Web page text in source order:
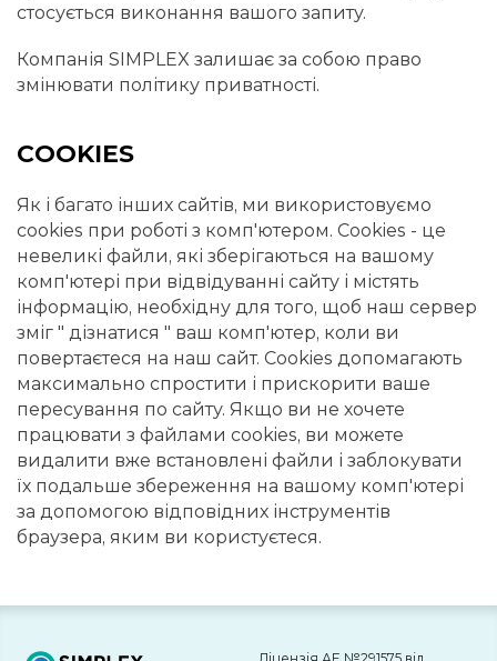
стосується виконання вашого запиту.
Компанія SIMPLEX залишає за собою право
змінювати політику приватності.
COOKIES
Як і багато інших сайтів, ми використовуємо
cookies при роботі з комп'ютером. Сookies - це
невеликі файли, які зберігаються на вашому
комп'ютері при відвідуванні сайту і містять
інформацію, необхідну для того, щоб наш сервер
зміг " дізнатися " ваш комп'ютер, коли ви
повертаєтеся на наш сайт. Сookies допомагають
максимально спростити і прискорити ваше
пересування по сайту. Якщо ви не хочете
працювати з файлами сookies, ви можете
видалити вже встановлені файли і заблокувати
їх подальше збереження на вашому комп'ютері
за допомогою відповідних інструментів
браузера, яким ви користуєтеся.